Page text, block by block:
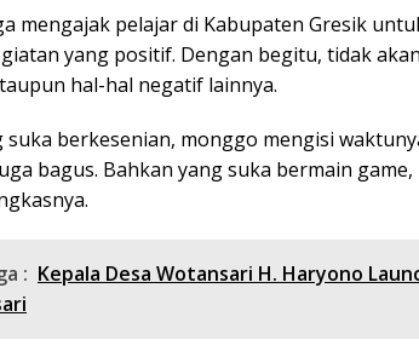
mengajak pelajar di Kabupaten Gresik
yang positif. Dengan begitu, tidak
hal-hal negatif lainnya.
suka berkesenian, monggo mengisi
bagus. Bahkan yang suka bermain
: Kepala Desa Wotansari H. Haryono